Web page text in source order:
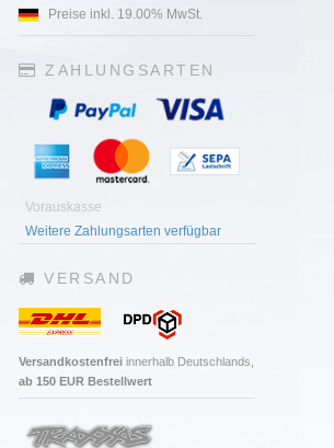
Preise inkl. 19.00% MwSt.
ZAHLUNGSARTEN
Vorauskasse
Weitere Zahlungsarten verfügbar
VERSAND
Versandkostenfrei innerhalb Deutschlands,
ab 150 EUR Bestellwert